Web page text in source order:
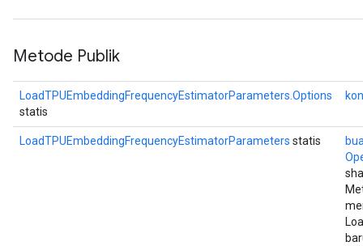
Metode Publik
LoadTPUEmbeddingFrequencyEstimatorParameters.Options
statis
LoadTPUEmbeddingFrequencyEstimatorParameters statis